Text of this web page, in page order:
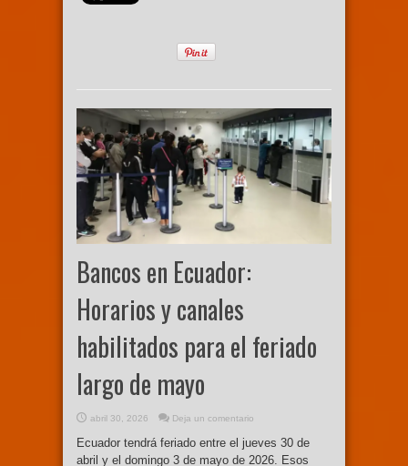
Bancos en Ecuador:
Horarios y canales
habilitados para el feriado
largo de mayo
abril 30, 2026 Deja un comentario
Ecuador tendrá feriado entre el jueves 30 de
abril y el domingo 3 de mayo de 2026. Esos